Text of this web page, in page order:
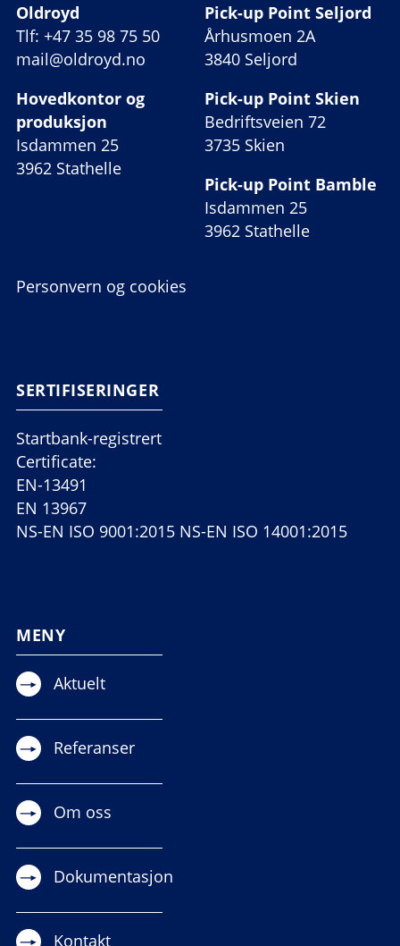
Oldroyd
Tlf: +47 35 98 75 50
mail@oldroyd.no
Hovedkontor og
produksjon
Isdammen 25
3962 Stathelle
Pick-up Point Seljord
Århusmoen 2A
3840 Seljord
Pick-up Point Skien
Bedriftsveien 72
3735 Skien
Pick-up Point Bamble
Isdammen 25
3962 Stathelle
Personvern og cookies
SERTIFISERINGER
Startbank-registrert
Certificate:
EN-13491
EN 13967
NS-EN ISO 9001:2015 NS-EN ISO 14001:2015
MENY
Aktuelt
Referanser
Om oss
Dokumentasjon
Kontakt